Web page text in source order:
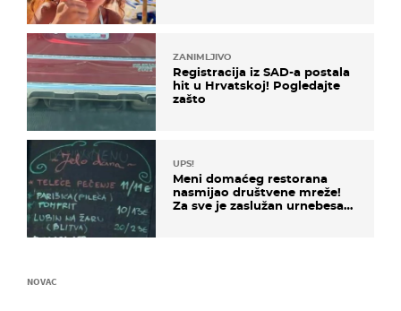
ZANIMLJIVO
Registracija iz SAD-a postala
hit u Hrvatskoj! Pogledajte
zašto
UPS!
Meni domaćeg restorana
nasmijao društvene mreže!
Za sve je zaslužan urnebesan
NOVAC